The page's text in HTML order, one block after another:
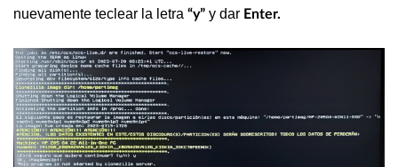
nuevamente teclear la letra “y” y dar Enter.